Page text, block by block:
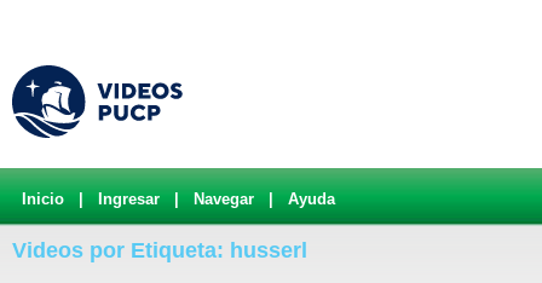
Inicio Ingresar Navegar Ayuda
Videos por Etiqueta: husserl